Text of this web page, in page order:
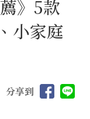
》5款
小家庭
分享到